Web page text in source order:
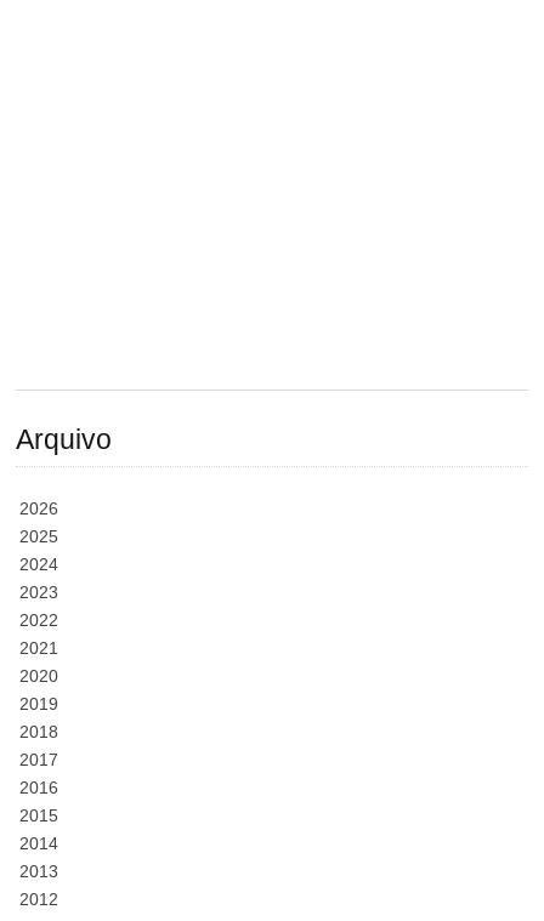
Arquivo
2026
2025
2024
2023
2022
2021
2020
2019
2018
2017
2016
2015
2014
2013
2012